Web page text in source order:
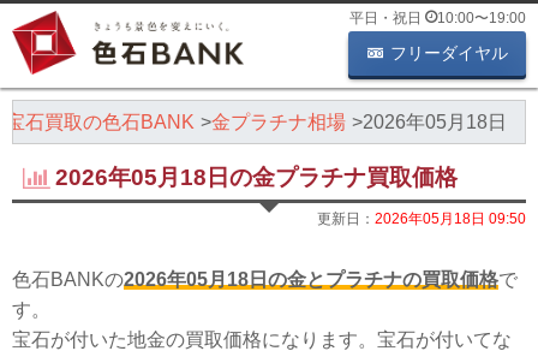
平日・祝日 10:00〜19:00
フリーダイヤル
宝石買取の色石BANK 金プラチナ相場 2026年05月18日
2026年05月18日の金プラチナ買取価格
更新日： 2026年05月18日 09:50
色石BANKの2026年05月18日の金とプラチナの買取価格で
す。
宝石が付いた地金の買取価格になります。宝石が付いてな